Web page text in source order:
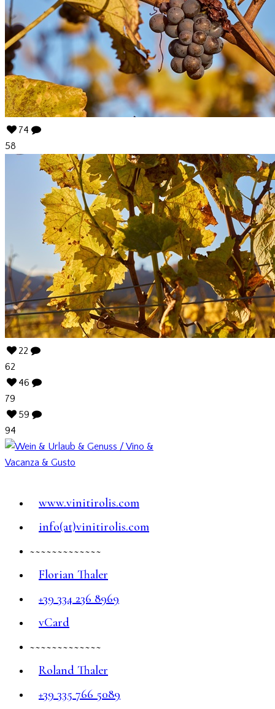
74
58
22
62
46
79
59
94
www.vinitirolis.com
info(at)vinitirolis.com
~~~~~~~~~~~~~
Florian Thaler
+39 334 236 8969
vCard
~~~~~~~~~~~~~
Roland Thaler
+39 335 766 5089